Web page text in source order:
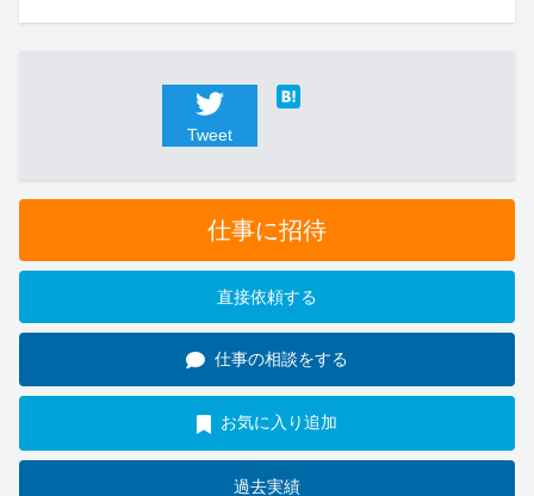
Tweet
仕事に招待
直接依頼する
仕事の相談をする
お気に入り追加
過去実績